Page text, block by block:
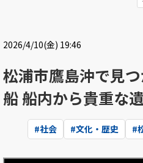
2026/4/10(金) 19:46
松浦市鷹島沖で見
船 船内から貴重な
#社会 #文化・歴史 #